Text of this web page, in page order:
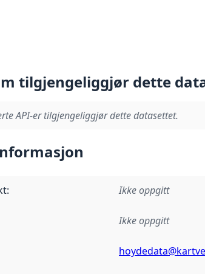
tilgjengeliggjør dette
API-er tilgjengeliggjør dette datasettet.
: Ikke oppgitt
Ikke oppgitt